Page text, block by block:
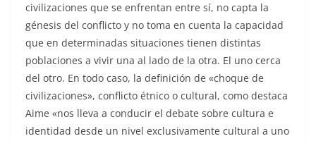
civilizaciones que se enfrentan entre sí, no capta la
génesis del conflicto y no toma en cuenta la capacidad
que en determinadas situaciones tienen distintas
poblaciones a vivir una al lado de la otra. El uno cerca
del otro. En todo caso, la definición de «choque de
civilizaciones», conflicto étnico o cultural, como destaca
Aime «nos lleva a conducir el debate sobre cultura e
identidad desde un nivel exclusivamente cultural a uno